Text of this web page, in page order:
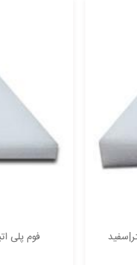
فوم پلی اتیلن تخته ای ۸۰میلیمتر×۰/۹متر×۲متر|سفید